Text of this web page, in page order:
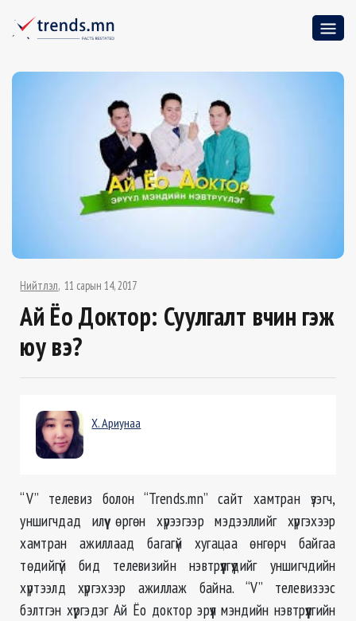
Нийтлэл 11 сарын 14, 2017
Ай Ёо Доктор: Суулгалт өвчин гэж
юу вэ?
Х. Ариунаа
“V” телевиз болон “Trends.mn” сайт хамтран үзэгч,
уншигчдад илүү өргөн хүрээгээр мэдээллийг хүргэхээр
хамтран ажиллаад багагүй хугацаа өнгөрч байгаа
төдийгүй бид телевизийн нэвтрүүлгүүдийг уншигчдийн
хүртээлд хүргэхээр ажиллаж байна. “V” телевизээс
бэлтгэн хүргэдэг Ай Ёо доктор эрүүл мэндийн нэвтрүүлгийн